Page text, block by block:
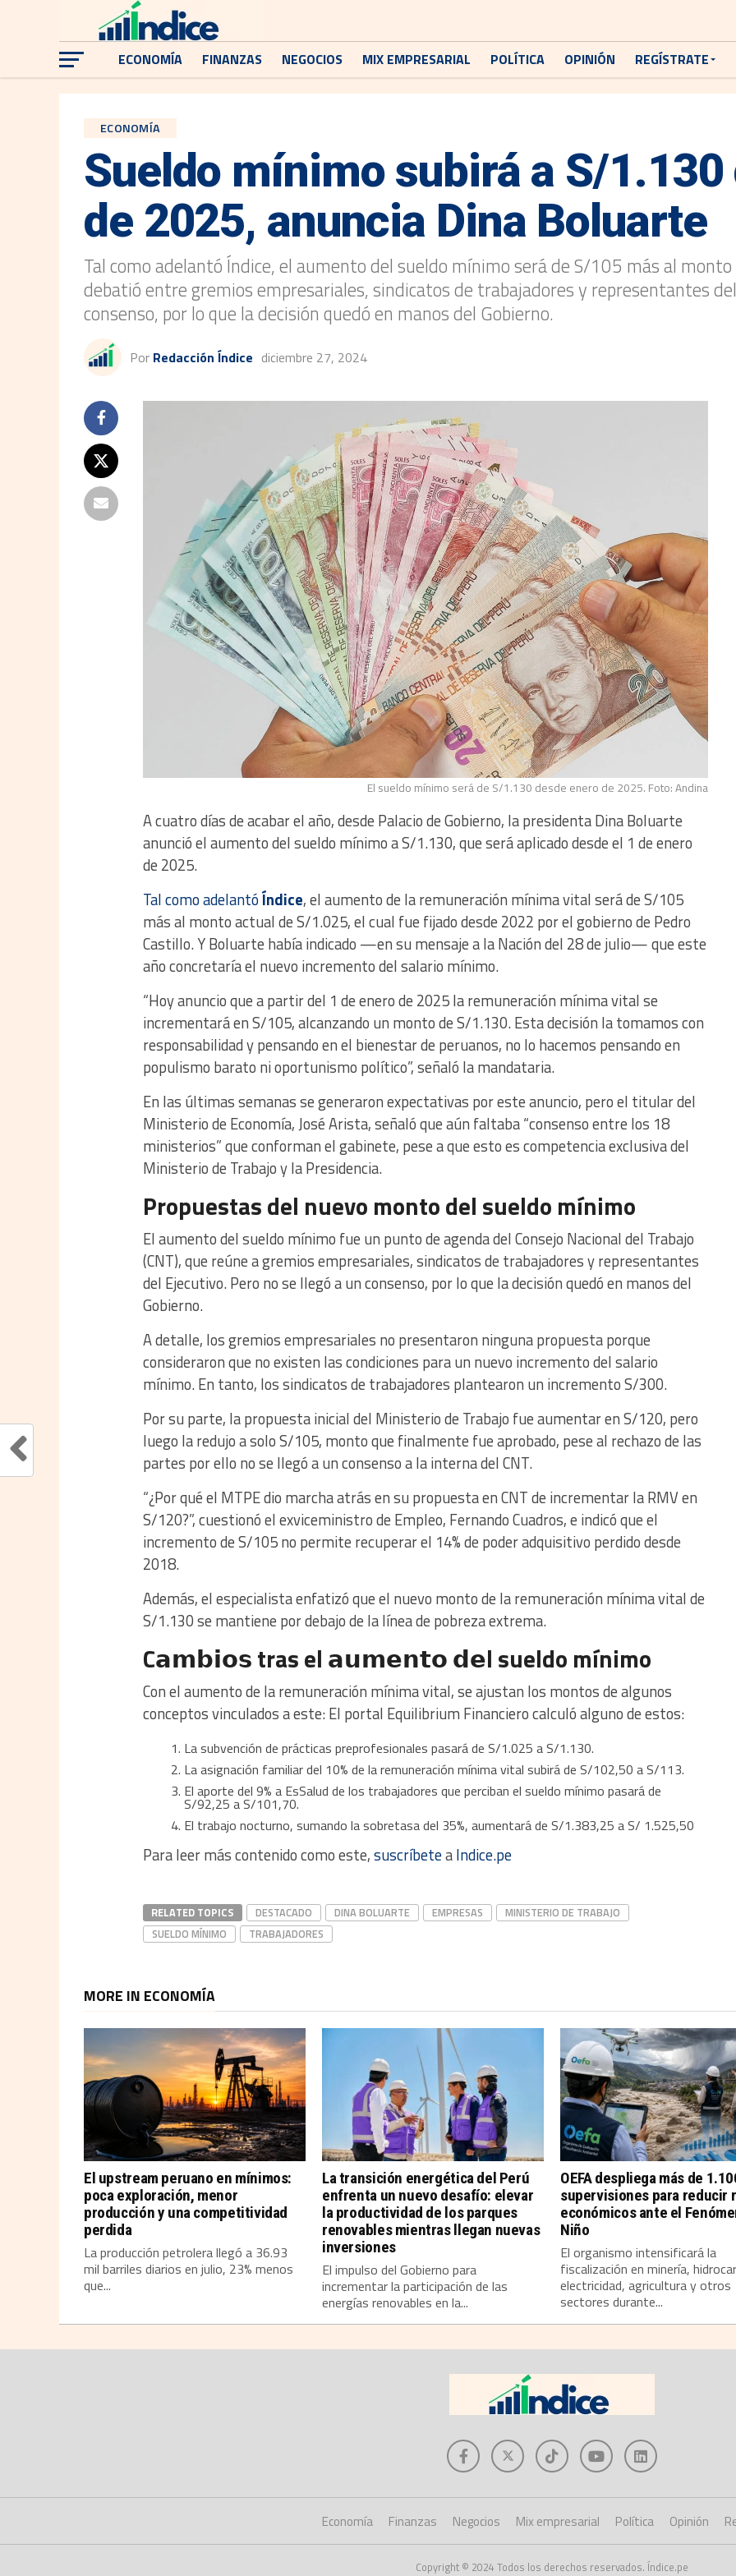
ECONOMÍA FINANZAS NEGOCIOS MIX EMPRESARIAL POLÍTICA OPINIÓN REGÍSTRATE
ECONOMÍA
Sueldo mínimo subirá a S/
de 2025, anuncia Dina Boluarte
Tal como adelantó Índice, el aumento del sueldo mínimo será de S/105 más al
debatió entre gremios empresariales, sindicatos de trabajadores y representantes
consenso, por lo que la decisión quedó en manos del Gobierno.
Por Redacción Índice diciembre 27, 2024
El sueldo mínimo será de S/1.130 desde enero de 2025. Foto: Andina
A cuatro días de acabar el año, desde Palacio de Gobierno, la presidenta Dina Boluarte
anunció el aumento del sueldo mínimo a S/1.130, que será aplicado desde el 1 de enero
de 2025.
Tal como adelantóÍndice, el aumento de la remuneración mínima vital será de S/105
más al monto actual de S/1.025, el cual fue fijado desde 2022 por el gobierno de Pedro
Castillo. Y Boluarte había indicado —en su mensaje a la Nación del 28 de julio— que este
año concretaría el nuevo incremento del salario mínimo.
“Hoy anuncio que a partir del 1 de enero de 2025 la remuneración mínima vital se
incrementará en S/105, alcanzando un monto de S/1.130. Esta decisión la tomamos con
responsabilidad y pensando en el bienestar de peruanos, no lo hacemos pensando en
populismo barato ni oportunismo político”, señaló la mandataria.
En las últimas semanas se generaron expectativas por este anuncio, pero el titular del
Ministerio de Economía, José Arista, señaló que aún faltaba “consenso entre los 18
ministerios” que conforman el gabinete, pese a que esto es competencia exclusiva del
Ministerio de Trabajo y la Presidencia.
Propuestas del nuevo monto del sueldo mínimo
El aumento del sueldo mínimo fue un punto de agenda del Consejo Nacional del Trabajo
(CNT), que reúne a gremios empresariales, sindicatos de trabajadores y representantes
del Ejecutivo. Pero no se llegó a un consenso, por lo que la decisión quedó en manos del
Gobierno.
A detalle, los gremios empresariales no presentaron ninguna propuesta porque
consideraron que no existen las condiciones para un nuevo incremento del salario
mínimo. En tanto, los sindicatos de trabajadores plantearon un incremento S/300.
Por su parte, la propuesta inicial del Ministerio de Trabajo fue aumentar en S/120, pero
luego la redujo a solo S/105, monto que finalmente fue aprobado, pese al rechazo de las
partes por ello no se llegó a un consenso a la interna del CNT.
“¿Por qué el MTPE dio marcha atrás en su propuesta en CNT de incrementar la RMV en
S/120?”, cuestionó el exviceministro de Empleo, Fernando Cuadros, e indicó que el
incremento de S/105 no permite recuperar el 14% de poder adquisitivo perdido desde
2018.
Además, el especialista enfatizó que el nuevo monto de la remuneración mínima vital de
S/1.130 se mantiene por debajo de la línea de pobreza extrema.
C𝗮𝗺𝗯𝗶𝗼𝘀 tras el 𝗮𝘂𝗺𝗲𝗻𝘁𝗼 𝗱𝗲l sueldo mínimo
Con el aumento de la remuneración mínima vital, se ajustan los montos de algunos
conceptos vinculados a este: El portal Equilibrium Financiero calculó alguno de estos:
La subvención de prácticas preprofesionales pasará de S/1.025 a S/1.130.
La asignación familiar del 10% de la remuneración mínima vital subirá de S/102,50 a S/113.
El aporte del 9% a EsSalud de los trabajadores que perciban el sueldo mínimo pasará de
S/92,25 a S/101,70.
El trabajo nocturno, sumando la sobretasa del 35%, aumentará de S/1.383,25 a S/ 1.525,50
Para leer más contenido como este,suscríbeteaIndice.pe
RELATED TOPICS DESTACADO DINA BOLUARTE EMPRESAS
MINISTERIO DE TRABAJO
SUELDO MÍNIMO
TRABAJADORES
MORE IN ECONOMÍA
El upstream peruano en mínimos:
poca exploración, menor
producción y una competitividad
perdida
La producción petrolera llegó a 36.93
mil barriles diarios en julio, 23% menos
que...
La transición energética del Perú
enfrenta un nuevo desafío: elevar
la productividad de los parques
renovables mientras llegan nuevas
inversiones
El impulso del Gobierno para
incrementar la participación de las
energías renovables en la...
OEFA despliega más de
supervisiones para reducir
económicos ante el
Niño
El organismo intensificará la
fiscalización en minería,
electricidad, agricultura y otros
sectores durante...
Economía Finanzas Negocios Mix empresarial Política Opinión
Copyright © 2024 Todos los derechos reservados. Índice.pe